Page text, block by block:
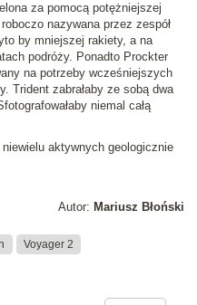
za pomocą potężniejszej
nazywana przez zespół
by mniejszej rakiety, a na
podróży. Ponadto Prockter
na potrzeby wcześniejszych
Trident zabrałaby ze sobą dwa
niemal całą
aktywnych geologicznie
Autor: Mariusz Błoński
Voyager 2